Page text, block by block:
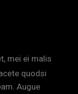
mei ei malis
quodsi
Augue